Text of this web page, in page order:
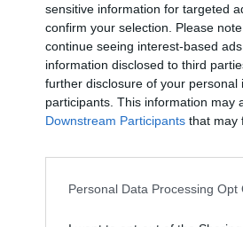
sensitive information for targeted
confirm your selection. Please
continue seeing interest-based
information disclosed to third
further disclosure of your personal
participants. This information may
Downstream Participants that may
Personal Data Processing Opt
Publicidad